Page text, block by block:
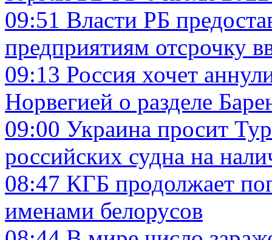
09:51 Власти РБ
предприятиям отсрочку
09:13 Россия хочет
Норвегией о разделе
09:00 Украина просит
российских судна на
08:47 КГБ продолжает
именами белорусов